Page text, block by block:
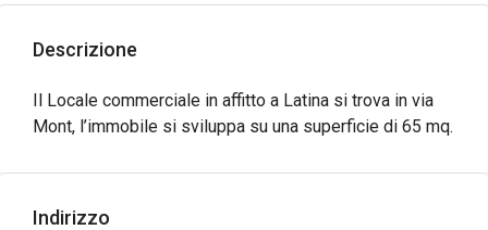
Descrizione
Il Locale commerciale in affitto a Latina si trova in via
Mont, l’immobile si sviluppa su una superficie di 65 mq.
Indirizzo